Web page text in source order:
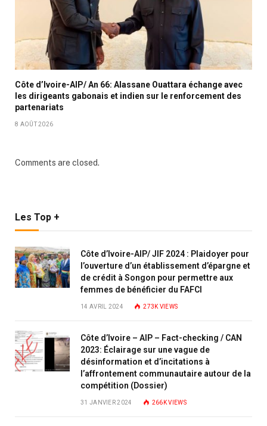
Côte d’Ivoire-AIP/ An 66: Alassane Ouattara échange avec
les dirigeants gabonais et indien sur le renforcement des
partenariats
8 AOÛT 2026
Comments are closed.
Les Top +
Côte d’Ivoire-AIP/ JIF 2024 : Plaidoyer pour
l’ouverture d’un établissement d’épargne et
de crédit à Songon pour permettre aux
femmes de bénéficier du FAFCI
14 AVRIL 2024 273K VIEWS
Côte d’Ivoire – AIP – Fact-checking / CAN
2023: Éclairage sur une vague de
désinformation et d’incitations à
l’affrontement communautaire autour de la
compétition (Dossier)
31 JANVIER 2024 266KVIEWS